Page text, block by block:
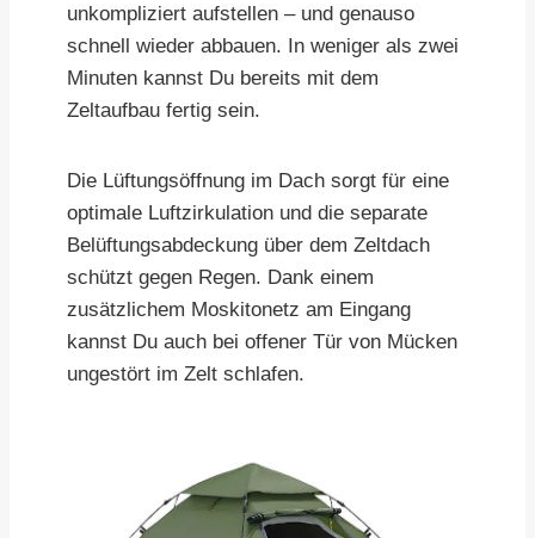
unkompliziert aufstellen ‒ und genauso
schnell wieder abbauen. In weniger als zwei
Minuten kannst Du bereits mit dem
Zeltaufbau fertig sein.
Die Lüftungsöffnung im Dach sorgt für eine
optimale Luftzirkulation und die separate
Belüftungsabdeckung über dem Zeltdach
schützt gegen Regen. Dank einem
zusätzlichem Moskitonetz am Eingang
kannst Du auch bei offener Tür von Mücken
ungestört im Zelt schlafen.